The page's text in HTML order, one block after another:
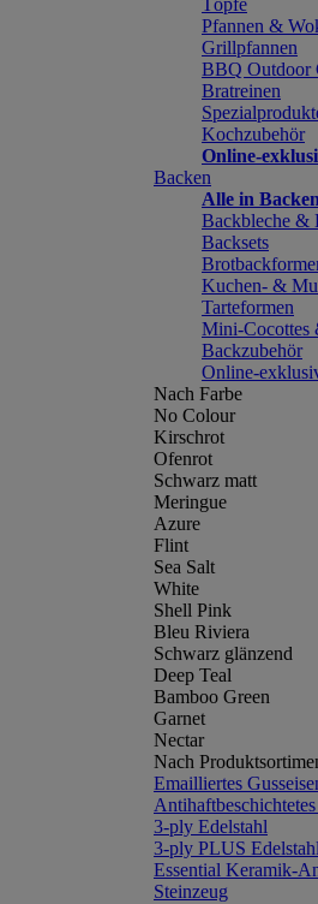
Töpfe
Pfannen &
Grillpfannen
BBQ Outdoor
Bratreinen
Kochzubehör
Online-
Backen
Alle in
Backbleche &
Backsets
Kuchen- &
Tarteformen
Mini-Cocottes
Backzubehör
Online-
Nach Farbe
No Colour
Kirschrot
Ofenrot
Schwarz matt
Meringue
Azure
Flint
Sea Salt
White
Shell Pink
Bleu Riviera
Schwarz glänzend
Deep Teal
Bamboo Green
Garnet
Nectar
Nach
Emailliertes
3-ply Edelstahl
3-ply PLUS Edelstahl
Essential Keramik-
Steinzeug